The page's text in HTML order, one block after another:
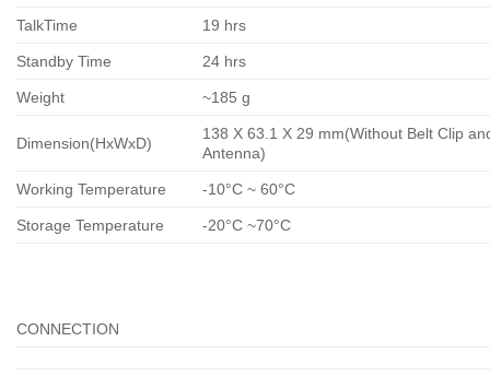
TalkTime 19 hrs
Standby Time 24 hrs
Weight ~185 g
Dimension(HxWxD)
138 X 63.1 X 29 mm(Without Belt Clip
Antenna)
Working Temperature -10°C ~ 60°C
Storage Temperature -20°C ~70°C
CONNECTION